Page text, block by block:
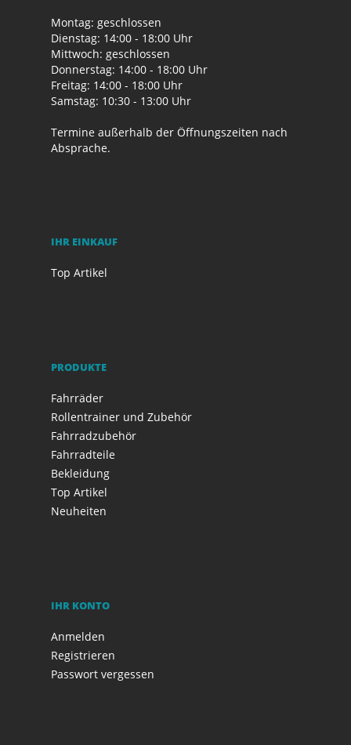
Montag: geschlossen
Dienstag: 14:00 - 18:00 Uhr
Mittwoch: geschlossen
Donnerstag: 14:00 - 18:00 Uhr
Freitag: 14:00 - 18:00 Uhr
Samstag: 10:30 - 13:00 Uhr
Termine außerhalb der Öffnungszeiten nach
Absprache.
IHR EINKAUF
Top Artikel
PRODUKTE
Fahrräder
Rollentrainer und Zubehör
Fahrradzubehör
Fahrradteile
Bekleidung
Top Artikel
Neuheiten
IHR KONTO
Anmelden
Registrieren
Passwort vergessen